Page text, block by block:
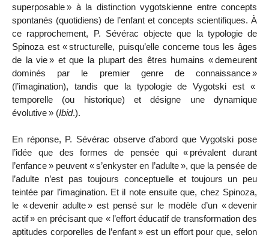
superposable» à la distinction vygotskienne entre concepts
spontanés (quotidiens) de l’enfant et concepts scientifiques. À
ce rapprochement, P. Sévérac objecte que la typologie de
Spinoza est « structurelle, puisqu’elle concerne tous les âges
de la vie» et que la plupart des êtres humains «demeurent
dominés par le premier genre de connaissance»
(l’imagination), tandis que la typologie de Vygotski est «
temporelle (ou historique) et désigne une dynamique
évolutive» (Ibid.).
En réponse, P. Sévérac observe d’abord que Vygotski pose
l’idée que des formes de pensée qui « prévalent durant
l’enfance» peuvent «s’enkyster en l’adulte », que la pensée de
l’adulte n’est pas toujours conceptuelle et toujours un peu
teintée par l’imagination. Et il note ensuite que, chez Spinoza,
le «devenir adulte» est pensé sur le modèle d’un «devenir
actif» en précisant que « l’effort éducatif de transformation des
aptitudes corporelles de l’enfant» est un effort pour que, selon